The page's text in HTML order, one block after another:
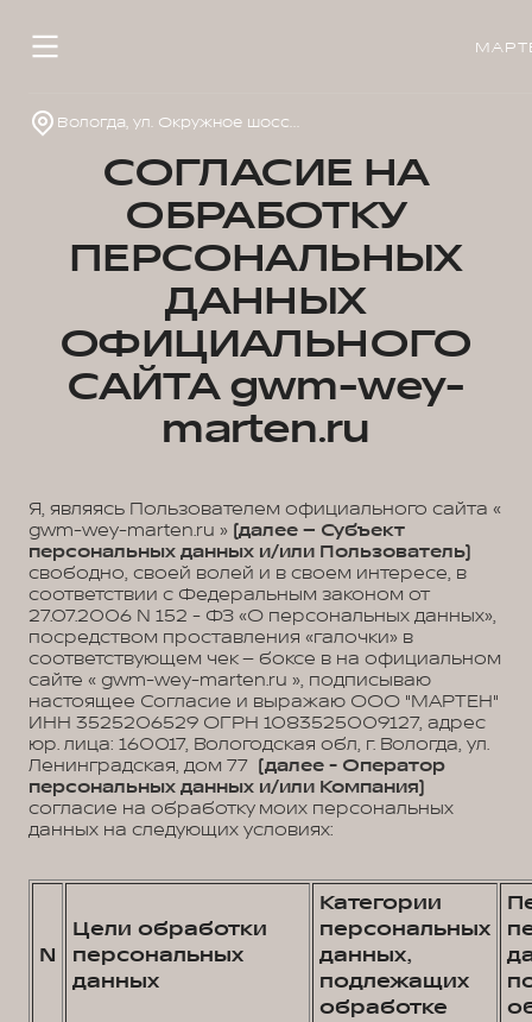
Вологда, ул. Окружное шоссе, д.33
СОГЛАСИЕ НА
ОБРАБОТКУ
ПЕРСОНАЛЬНЫХ
ДАННЫХ
ОФИЦИАЛЬНОГО
САЙТА gwm-wey-
marten.ru
Я, являясь Пользователем официального сайта «
gwm-wey-marten.ru » (далее – Субъект
персональных данных и/или Пользователь)
свободно, своей волей и в своем интересе, в
соответствии с Федеральным законом от
27.07.2006 N 152 - ФЗ «О персональных данных»,
посредством проставления «галочки» в
соответствующем чек – боксе в на официальном
сайте « gwm-wey-marten.ru », подписываю
настоящее Согласие и выражаю ООО "МАРТЕН"
ИНН 3525206529 ОГРН 1083525009127, адрес
юр. лица: 160017, Вологодская обл, г. Вологда, ул.
Ленинградская, дом 77 (далее - Оператор
персональных данных и/или Компания)
согласие на обработку моих персональных
данных на следующих условиях:
N
Цели обработки
персональных
данных
Категории
персональных
данных,
подлежащих
обработке